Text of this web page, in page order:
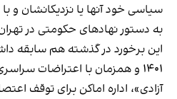
سیاسی خود آنها یا نزدیکانشان و
به دستور نهادهای حکومتی در
این برخورد در گذشته هم سابقه
۱۴۰۱ و همزمان با اعتراضات
آزادی»، اداره اماکن برای توقف